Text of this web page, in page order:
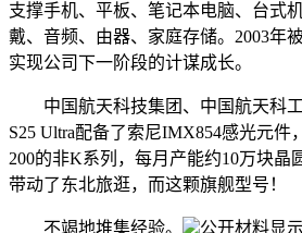
支撑手机、平板、笔记本电脑、台式
戴、音频、由器、家庭存储。2003年
实现公司下一阶段的计谋成长。
中国航天科技集团、中国航天科工
S25 Ultra配备了索尼IMX854感光元件
200的非K系列，每月产能约10万块晶
带动了东北旅逛，而这颗旗舰型号！
不竭地堆集经验。
公开材料显